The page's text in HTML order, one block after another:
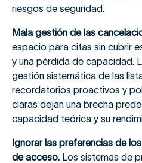
riesgos de seguridad.
Mala gestión de las
espacio para citas sin cubrir
y una pérdida de capacidad.
gestión sistemática de las
recordatorios proactivos y
claras dejan una brecha
capacidad teórica y su
Ignorar las preferencias de
de acceso. Los sistemas de